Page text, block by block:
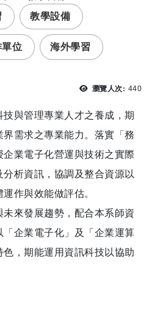
教學設備
單位 海外學習
瀏覽人次: 瀏覽
440
與管理專業人才之養成，期
需求之專業能力。落實「務
業電子化營運與技術之實際
析資訊，協調及整合資源以
作與效能做評估。
來發展趨勢，配合本系師資
企業電子化」及「企業運算
，期能運用資訊科技以協助